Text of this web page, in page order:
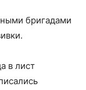
бригадами
в лист